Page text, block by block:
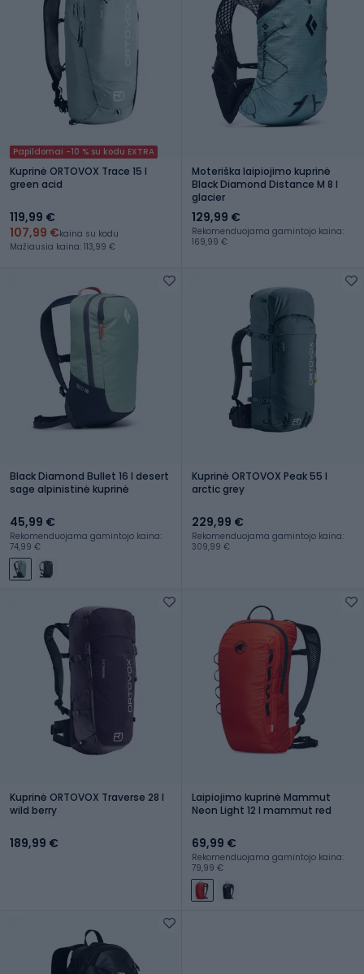
Papildomai -10 % su kodu EXTRA
Kuprinė ORTOVOX Trace 15 l
green acid
119,99 €
107,99 €kaina su kodu
Mažiausia kaina: 113,99 €
Moteriška laipiojimo kuprinė
Black Diamond Distance M 8 l
glacier
129,99 €
Rekomenduojama gamintojo kaina:
169,99 €
Black Diamond Bullet 16 l desert
sage alpinistinė kuprinė
45,99 €
Rekomenduojama gamintojo kaina:
74,99 €
Kuprinė ORTOVOX Peak 55 l
arctic grey
229,99 €
Rekomenduojama gamintojo kaina:
309,99 €
Kuprinė ORTOVOX Traverse 28 l
wild berry
189,99 €
Laipiojimo kuprinė Mammut
Neon Light 12 l mammut red
69,99 €
Rekomenduojama gamintojo kaina:
79,99 €